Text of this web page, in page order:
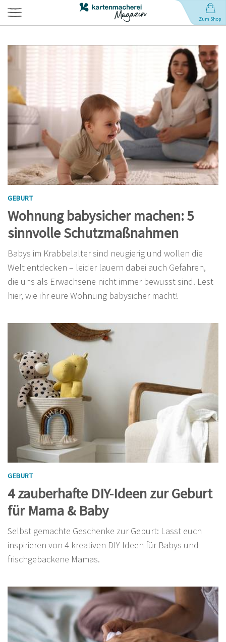
Zum Shop
Hochzeit
Babynamen
Geburtstag
Weihnachten
Anlässe
Sprüche
GEBURT
Wohnung babysicher machen: 5
sinnvolle Schutzmaßnahmen
Babys im Krabbelalter sind neugierig und wollen die
Welt entdecken – leider lauern dabei auch Gefahren,
die uns als Erwachsene nicht immer bewusst sind. Lest
hier, wie ihr eure Wohnung babysicher macht!
GEBURT
4 zauberhafte DIY-Ideen zur Geburt
für Mama & Baby
Selbst gemachte Geschenke zur Geburt: Lasst euch
inspirieren von 4 kreativen DIY-Ideen für Babys und
frischgebackene Mamas.